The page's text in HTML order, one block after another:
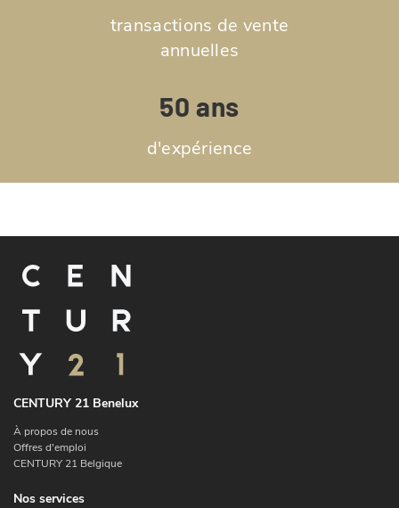
transactions de vente
annuelles
50 ans
d'expérience
CENTURY 21 Benelux
À propos de nous
Offres d'emploi
CENTURY 21 Belgique
Nos services